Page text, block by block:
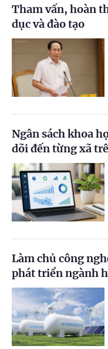
Tham vấn, hoàn
dục và đào tạo
Ngân sách khoa
dõi đến từng xã
Làm chủ công
phát triển ngành